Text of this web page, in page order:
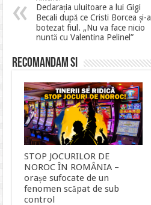
Declarația uluitoare a lui Gigi
Becali după ce Cristi Borcea și-a
botezat fiul. „Nu va face nicio
nuntă cu Valentina Pelinel”
Recomandam si
STOP JOCURILOR DE
NOROC ÎN ROMÂNIA –
orașe sufocate de un
fenomen scăpat de sub
control